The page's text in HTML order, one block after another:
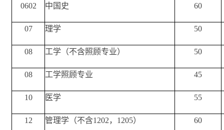
0602 中国史 60
07 理学 50
08 工学（不含照顾专业） 50
08 工学照顾专业 45
10 医学 55
12 管理学（不含1202，1205） 60